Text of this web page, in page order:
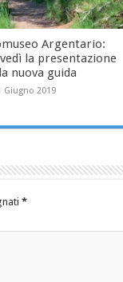
Argentario:
la presentazione
nuova guida
Giugno 2019
*